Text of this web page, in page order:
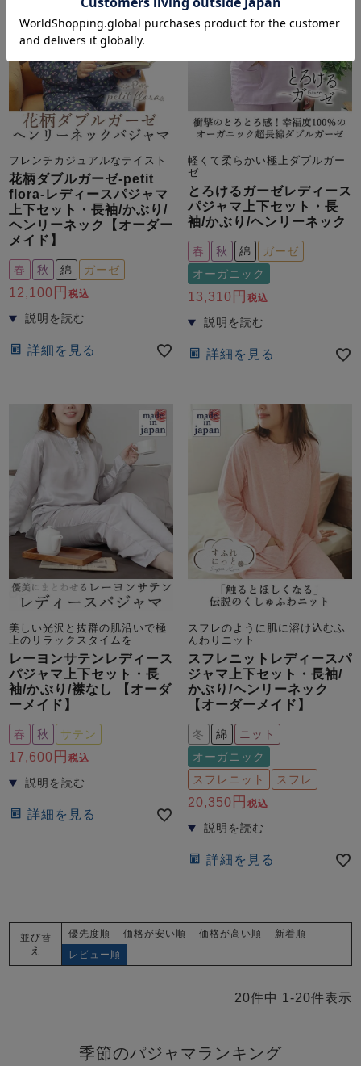
フレンチカジュアルなテイスト
花柄ダブルガーゼ-petit
flora-レディースパジャマ
上下セット・長袖/かぶり/
ヘンリーネック【オーダー
メイド】
春 秋 綿 ガーゼ
12,100 税込
詳細を見る
軽くて柔らかい極上ダブルガー
ゼ
とろけるガーゼレディース
パジャマ上下セット・長
袖/かぶり/ヘンリーネック
春 秋 綿
ガーゼ
オーガニック
13,310 税込
詳細を見る
美しい光沢と抜群の肌沿いで極
上のリラックスタイムを
レーヨンサテンレディース
パジャマ上下セット・長
袖/かぶり/襟なし 【オーダ
ーメイド】
春 秋 サテン
17,600 税込
詳細を見る
スフレのように肌に溶け込むふ
んわりニット
スフレニットレディースパ
ジャマ上下セット・長袖/
かぶり/ヘンリーネック
【オーダーメイド】
冬 綿
ニット
オーガニック
スフレニット
スフレ
20,350 税込
詳細を見る
並び替
え
優先度順 価格が安い順 価格が高い順
新着順
レビュー順
20件中 1 -20件表示
季節のパジャマランキング